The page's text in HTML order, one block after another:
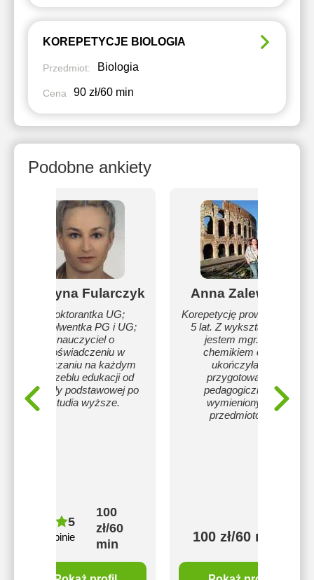
KOREPETYCJE BIOLOGIA
Przedmiot: Biologia
Cena 90 zł/60 min
Podobne ankiety
Martyna Fularczyk
Doktorantka UG;
absolwentka PG i UG;
nauczyciel o
doświadczeniu w
nauczaniu na każdym
szczeblu edukacji od
szkoły podstawowej po
studia wyższe.
5
1 opinie
100
zł/60
min
Anna Zalewska
Korepetycję prowadzę od
5 lat. Z wykształcenia
jestem mgr. inż
chemikiem oraz
ukończyłam
przygotowanie
pedagogiczne z
wymienionych
przedmiotów.
100 zł/60 min